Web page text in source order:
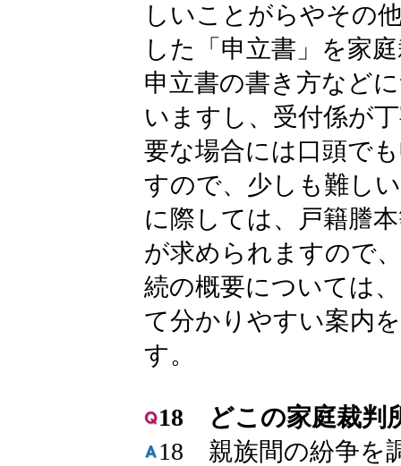
しいことがらやその
した「申立書」を家
申立書の書き方など
いますし、受付係が
要な場合には口頭で
すので、少しも難し
に際しては、戸籍謄
が求められますので
続の概要については
て分かりやすい案内
す。
18 どこの家庭裁判
18 親族間の紛争を